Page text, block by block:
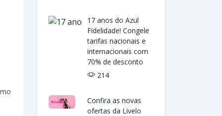
17 anos do Azul
Fidelidade! Congele
tarifas nacionais e
internacionais com
70% de desconto
214
Confira as novas
ofertas da Livelo